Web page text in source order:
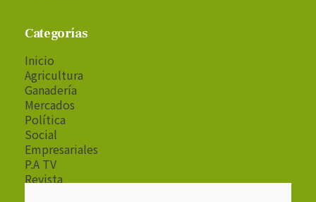
Categorías
Inicio
Agricultura
Ganadería
Mercados
Política
Social
Empresariales
P.A TV
Revista